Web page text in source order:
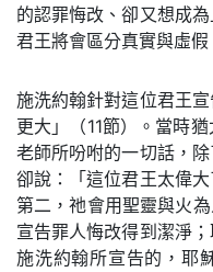
的認罪悔改、卻又想成
君王將會區分真實與虛假
施洗約翰針對這位君王
更大」（11節）。當時
老師所吩咐的一切話，
卻說：「這位君王太偉大
第二，祂會用聖靈與火
宣告罪人悔改得到潔淨
施洗約翰所宣告的，耶